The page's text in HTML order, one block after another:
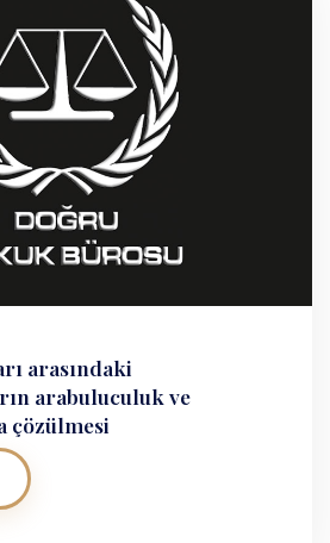
arasındaki
arabuluculuk ve
çözülmesi